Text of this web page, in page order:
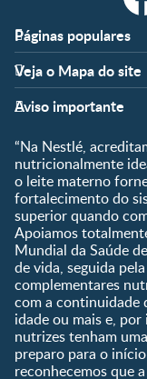
Páginas populares
Apoio
FAQ
Nossos Artigos
Fale conosco
Shopping
Compre Agora
Veja o Mapa do site
Fases
Pré-Concepção
Gravidez
Pós-Parto
0 a 5 meses
6 a 8 meses
9 a 12 meses
1 a 3 anos
Pré-escolar
Ferramentas
Quando eu ficarei
Que dia meu bebê
Aviso importante
“Na Nestlé,
nutricionalmente
o leite materno
fortalecimento do
superior quando
Apoiamos
Mundial da Saúde
de vida, seguida
complementares
com a continuidade
idade ou mais e,
nutrizes tenham
preparo para o
reconhecemos que